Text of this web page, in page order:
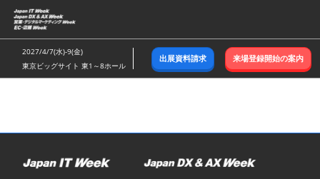
ス
キ
ッ
し
む
2027/4/7(水)-9(金)
東京ビッグサイト 東1～8ホール
出展資料請求 来場登録開始の案内